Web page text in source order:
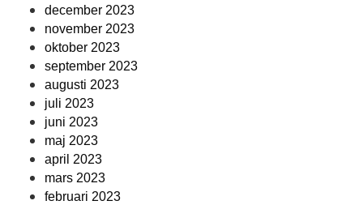
december 2023
november 2023
oktober 2023
september 2023
augusti 2023
juli 2023
juni 2023
maj 2023
april 2023
mars 2023
februari 2023